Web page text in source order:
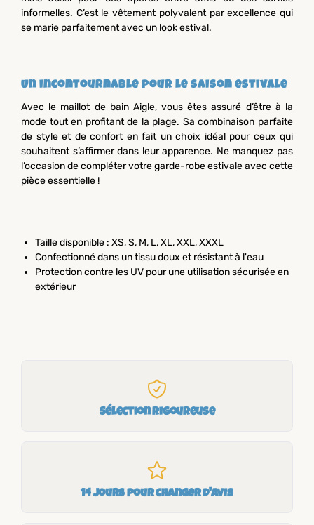
informelles. C’est le vêtement polyvalent par excellence qui
se marie parfaitement avec un look estival.
Un incontournable pour le saison estivale
Avec le maillot de bain Aigle, vous êtes assuré d’être à la
mode tout en profitant de la plage. Sa combinaison parfaite
de style et de confort en fait un choix idéal pour ceux qui
souhaitent s’affirmer dans leur apparence. Ne manquez pas
l’occasion de compléter votre garde-robe estivale avec cette
pièce essentielle !
Taille disponible : XS, S, M, L, XL, XXL, XXXL
Confectionné dans un tissu doux et résistant à l'eau
Protection contre les UV pour une utilisation sécurisée en
extérieur
Sélection rigoureuse
14 jours pour changer d'avis